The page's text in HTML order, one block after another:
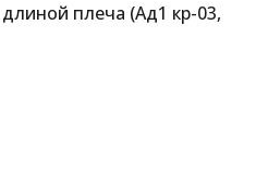
плеча (Aд1 кр-03,